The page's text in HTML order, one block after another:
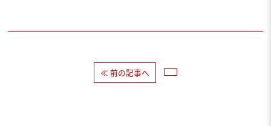
≪ 前の記事へ